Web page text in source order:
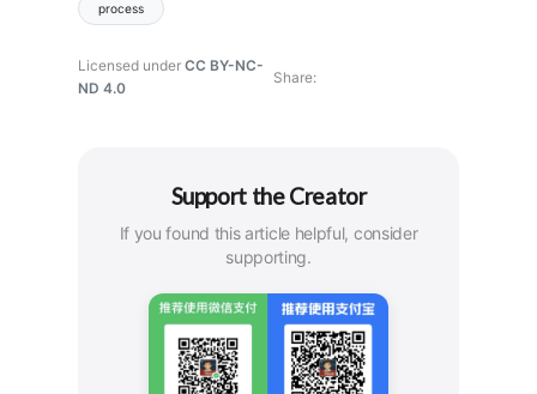
process
Licensed under CC BY-NC-
ND 4.0
Share
Support the Creator
If you found this article helpful, consider
supporting.